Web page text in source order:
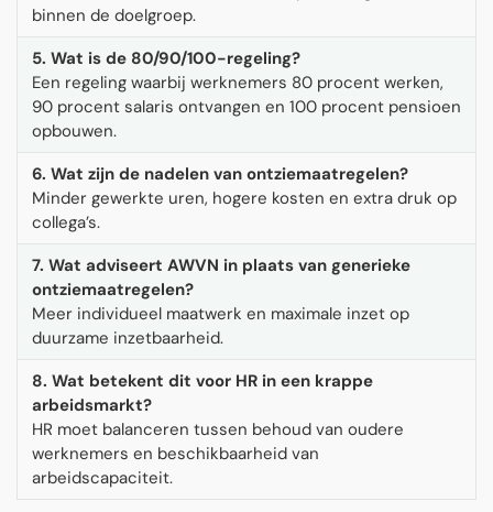
binnen de doelgroep.
5. Wat is de 80/90/100-regeling?
Een regeling waarbij werknemers 80 procent werken,
90 procent salaris ontvangen en 100 procent pensioen
opbouwen.
6. Wat zijn de nadelen van ontziemaatregelen?
Minder gewerkte uren, hogere kosten en extra druk op
collega’s.
7. Wat adviseert AWVN in plaats van generieke
ontziemaatregelen?
Meer individueel maatwerk en maximale inzet op
duurzame inzetbaarheid.
8. Wat betekent dit voor HR in een krappe
arbeidsmarkt?
HR moet balanceren tussen behoud van oudere
werknemers en beschikbaarheid van
arbeidscapaciteit.